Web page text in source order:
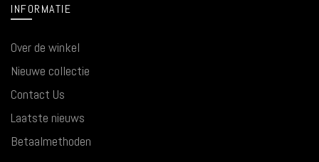
INFORMATIE
Over de winkel
Nieuwe collectie
Contact Us
Laatste nieuws
Betaalmethoden